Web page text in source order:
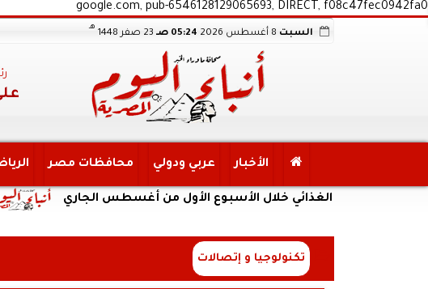
google.com, pub-6546128129065693, DIRECT, f08c47fec0942fa0
السبت 05:24 صـ 23 صفر 1448
هـ
الأخبار عربي ودولي محافظات مصر
الغذائي خلال الأسبوع الأول من أغسطس الجاري
تكنولوجيا و إتصالات